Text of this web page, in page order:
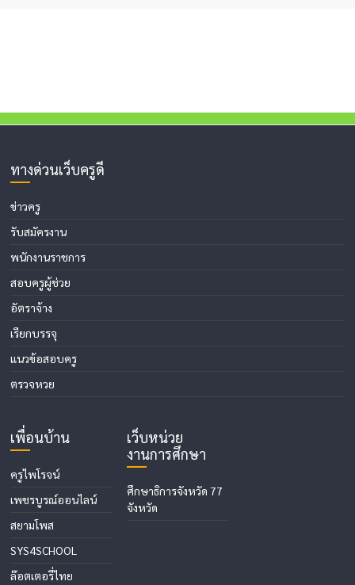
ทางด่วนเว็บครูดี
ข่าวครู
รับสมัครงาน
พนักงานราชการ
สอบครูผู้ช่วย
อัตราจ้าง
เรียกบรรจุ
แนวข้อสอบครู
ตรวจหวย
เพื่อนบ้าน
ครูไพโรจน์
เพชรบูรณ์ออนไลน์
สยามโพส
SYS4SCHOOL
ล๊อตเตอรี่ไทย
เว็บหน่วย
งานการศึกษา
ศึกษาธิการจังหวัด 77
จังหวัด